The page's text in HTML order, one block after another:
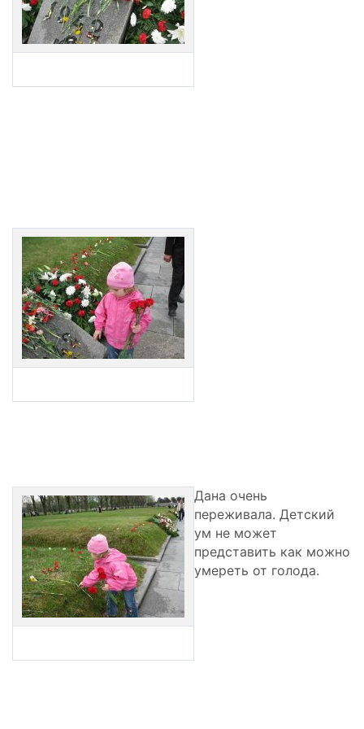
Дана очень
переживала. Детский
ум не может
представить как можно
умереть от голода.